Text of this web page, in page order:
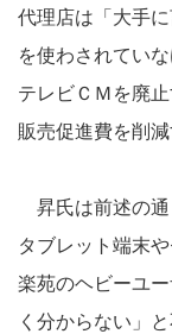
代理店は「大手
を使わされてい
テレビＣＭを廃
販売促進費を削減
昇氏は前述の通
タブレット端末
楽苑のヘビーユ
く分からない」